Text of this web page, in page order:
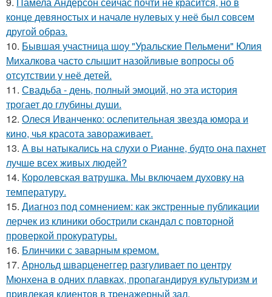
конце девяностых и начале нулевых у неё был совсем
другой образ.
10. Бывшая участница шоу "Уральские Пельмени" Юлия
Михалкова часто слышит назойливые вопросы об
отсутствии у неё детей.
11. Свадьба - день, полный эмоций, но эта история
трогает до глубины души.
12. Олеся Иванченко: ослепительная звезда юмора и
кино, чья красота завораживает.
13. А вы натыкались на слухи о Рианне, будто она пахнет
лучше всех живых людей?
14. Королевская ватрушка. Мы включаем духовку на
температуру.
15. Диагноз под сомнением: как экстренные публикации
лерчек из клиники обострили скандал с повторной
проверкой прокуратуры.
16. Блинчики с заварным кремом.
17. Арнольд шварценеггер разгуливает по центру
Мюнхена в одних плавках, пропагандируя культуризм и
привлекая клиентов в тренажерный зал.